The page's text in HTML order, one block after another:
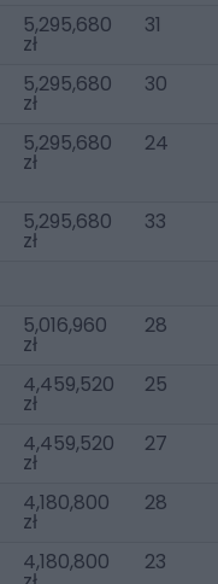
5,295,680
zł
31
5,295,680
zł
30
5,295,680
zł
24
5,295,680
zł
33
5,016,960
zł
28
4,459,520
zł
25
4,459,520
zł
27
4,180,800
zł
28
4,180,800 23